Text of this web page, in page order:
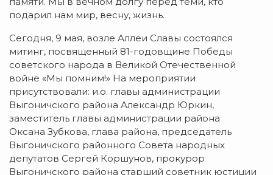
подарил нам мир, весну, жизнь.
Сегодня, 9 мая, возле Аллеи Славы состоялся
митинг, посвященный 81-годовщине Победы
советского народа в Великой Отечественной
войне «Мы помним!» На мероприятии
присутствовали: и.о. главы администрации
Выгоничского района Александр Юркин,
заместитель главы администрации района
Оксана Зубкова, глава района, председатель
Выгоничского районного Совета народных
депутатов Сергей Коршунов, прокурор
Выгоничского района старший советник юстиции